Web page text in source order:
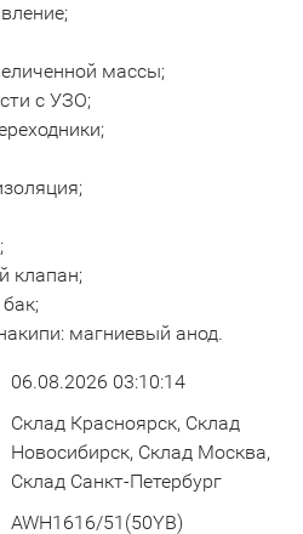
массы;
c УЗО;
клапан;
магниевый анод.
06.08.2026 03:10:14
Склад Красноярск, Склад
Новосибирск, Склад Москва,
Склад Санкт-Петербург
AWH1616/51(50YB)